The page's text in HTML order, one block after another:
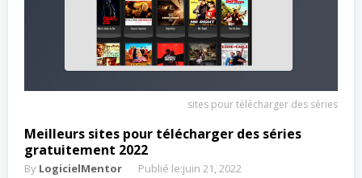
sites pour télécharger des séries
Meilleurs sites pour télécharger des séries
gratuitement 2022
By LogicielMentor Publié le:juin 21, 2022